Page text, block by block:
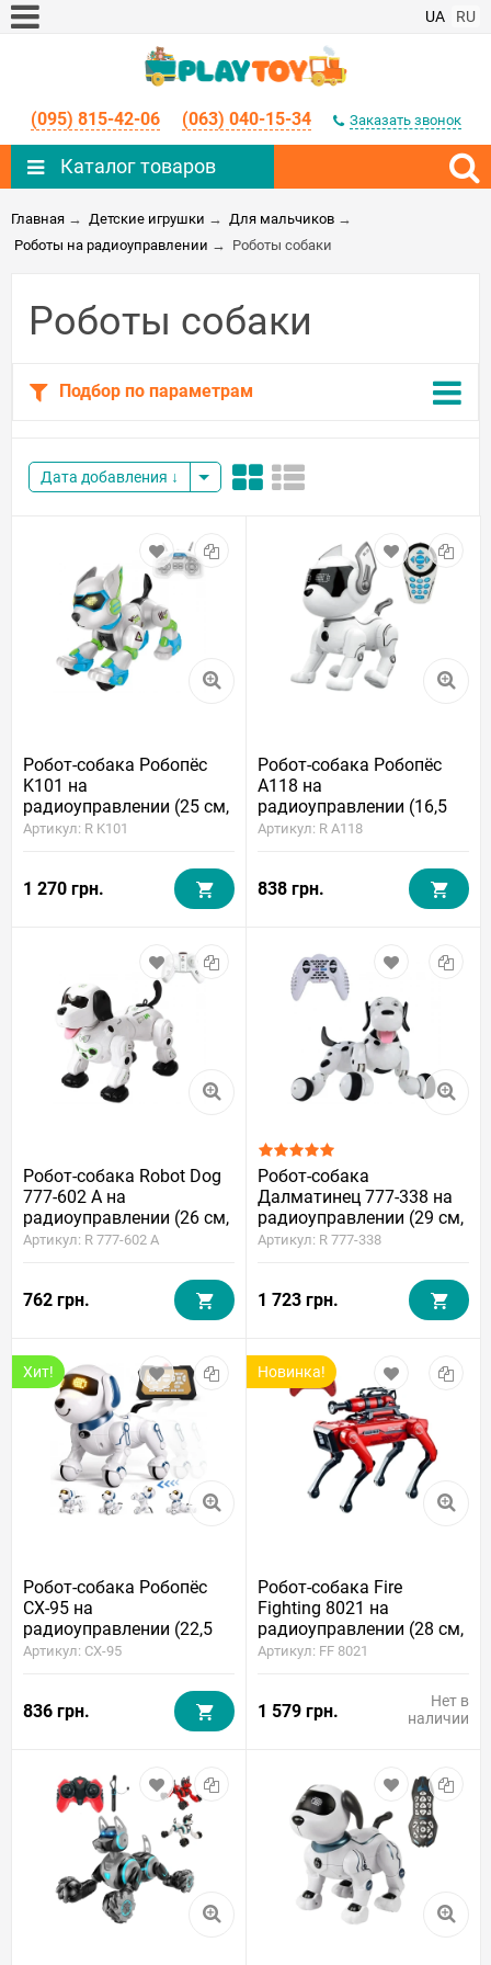
UA RU
(095) 815-42-06 (063) 040-15-34 Заказать звонок
Каталог товаров
Главная → Детские игрушки → Для мальчиков →
Роботы на радиоуправлении → Роботы собаки
Роботы собаки
Подбор по параметрам
Дата добавления
Робот-собака Робопёс
K101 на
радиоуправлении (25 см,
аккумулятор, свет, звук)
Артикул: R K101
1 270 грн.
Робот-собака Робопёс
A118 на
радиоуправлении (16,5
см, аккумулятор, свет,
Артикул: R A118
838 грн.
Робот-собака Robot Dog
777-602 A на
радиоуправлении (26 см,
батарейки, свет, звук,
Артикул: R 777-602 A
762 грн.
Робот-собака
Далматинец 777-338 на
радиоуправлении (29 см,
аккумулятор, свет, звук)
Артикул: R 777-338
1 723 грн.
Хит!
Робот-собака Робопёс
CX-95 на
радиоуправлении (22,5
см, аккумулятор, свет,
Артикул: CX-95
836 грн.
Новинка!
Робот-собака Fire
Fighting 8021 на
радиоуправлении (28 см,
аккумулятор, свет, звук,
управление голосом)
Артикул: FF 8021
1 579 грн.
Нет в
наличии